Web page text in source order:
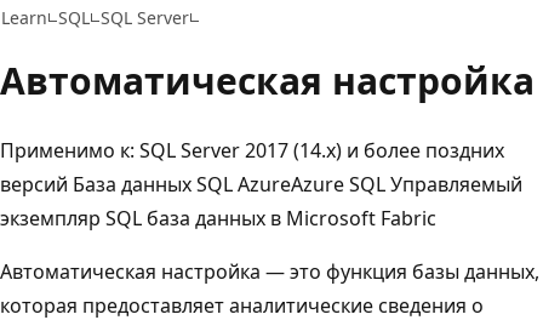
Learn SQL SQL Server
Автоматическая настройка
Применимо к: SQL Server 2017 (14.x) и более поздних
версий База данных SQL AzureAzure SQL Управляемый
экземпляр SQL база данных в Microsoft Fabric
Автоматическая настройка — это функция базы данных,
которая предоставляет аналитические сведения о